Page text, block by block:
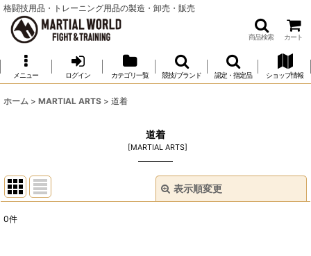
格闘技用品・トレーニング用品の製造・卸売・販売
商品検索 カート
メニュー ログイン カテゴリ一覧 競技/ブランド 認定・指定品 ショップ情報
ホーム > MARTIAL ARTS > 道着
道着
[MARTIAL ARTS]
表示順変更
0件